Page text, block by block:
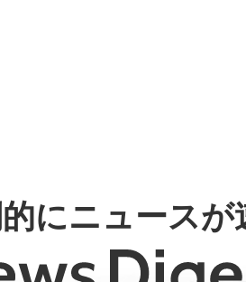
にニュースが